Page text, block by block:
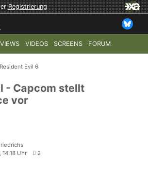
Registrierung
VIDEOS SCREENS FORUM
MODERN WARFARE 4 HALO:
Resident Evil 6
- Capcom stellt
vor
14:18 Uhr
2